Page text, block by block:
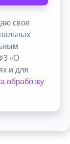
свое
«О
и для
обработку